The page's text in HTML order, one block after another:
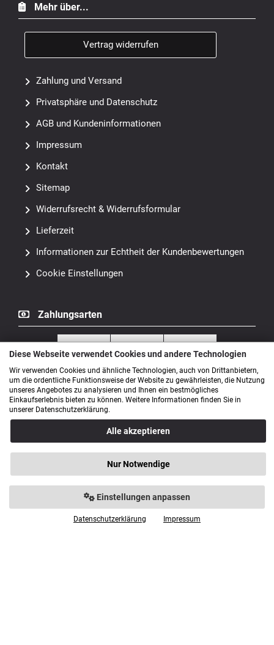
Mehr über...
Vertrag widerrufen
Zahlung und Versand
Privatsphäre und Datenschutz
AGB und Kundeninformationen
Impressum
Kontakt
Sitemap
Widerrufsrecht & Widerrufsformular
Lieferzeit
Informationen zur Echtheit der Kundenbewertungen
Cookie Einstellungen
Zahlungsarten
Versandpartner
Öffnungszeiten des Outlets / Ladengeschäft
Montag geschlossen
Dienstag geschlossen
Diese Webseite verwendet Cookies und andere Technologien
Wir verwenden Cookies und ähnliche Technologien, auch von Drittanbietern,
um die ordentliche Funktionsweise der Website zu gewährleisten, die Nutzung
unseres Angebotes zu analysieren und Ihnen ein bestmögliches
Einkaufserlebnis bieten zu können. Weitere Informationen finden Sie in
unserer Datenschutzerklärung.
Alle akzeptieren
Nur Notwendige
Einstellungen anpassen
Datenschutzerklärung Impressum